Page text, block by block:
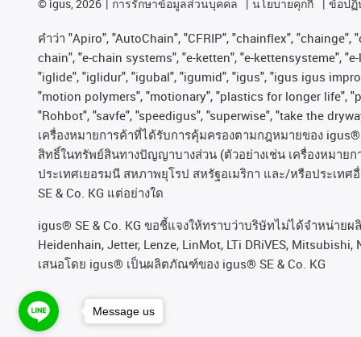
© igus, 2026 การรักษาข้อมูลส่วนบุคคล นโยบายคุกกี้ ข้อปฏิ
คําว่า "Apiro", "AutoChain", "CFRIP", "chainflex",
chain", "e-chain systems", "e-ketten", "e-kettensysteme",
"iglide", "iglidur", "igubal", "igumid", "igus", "igus igus
"motion polymers", "motionary", "plastics for longer life",
"Rohbot", "savfe", "speedigus", "superwise", "take the
เครื่องหมายการค้าที่ได้รับการคุ้มครองตามกฎหมายของ igus®
สิทธิ์ในทรัพย์สินทางปัญญาบางส่วน (ตัวอย่างเช่น เครื่องหมาย
ประเทศเยอรมนี สหภาพยุโรป สหรัฐอเมริกา และ/หรือประเทศ
SE & Co. KG แต่อย่างใด
igus® SE & Co. KG ขอชี้แจงให้ทราบว่าบริษัทไม่ได้จําหน่ายผ
Heidenhain, Jetter, Lenze, LinMot, LTi DRiVES,
เสนอโดย igus® เป็นผลิตภัณฑ์ของ igus® SE & Co. KG
Message us